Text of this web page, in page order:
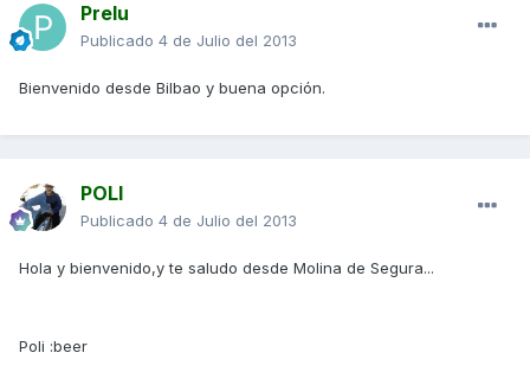
Prelu
Publicado 4 de Julio del 2013
Bienvenido desde Bilbao y buena opción.
POLI
Publicado 4 de Julio del 2013
Hola y bienvenido,y te saludo desde Molina de Segura...
Poli :beer